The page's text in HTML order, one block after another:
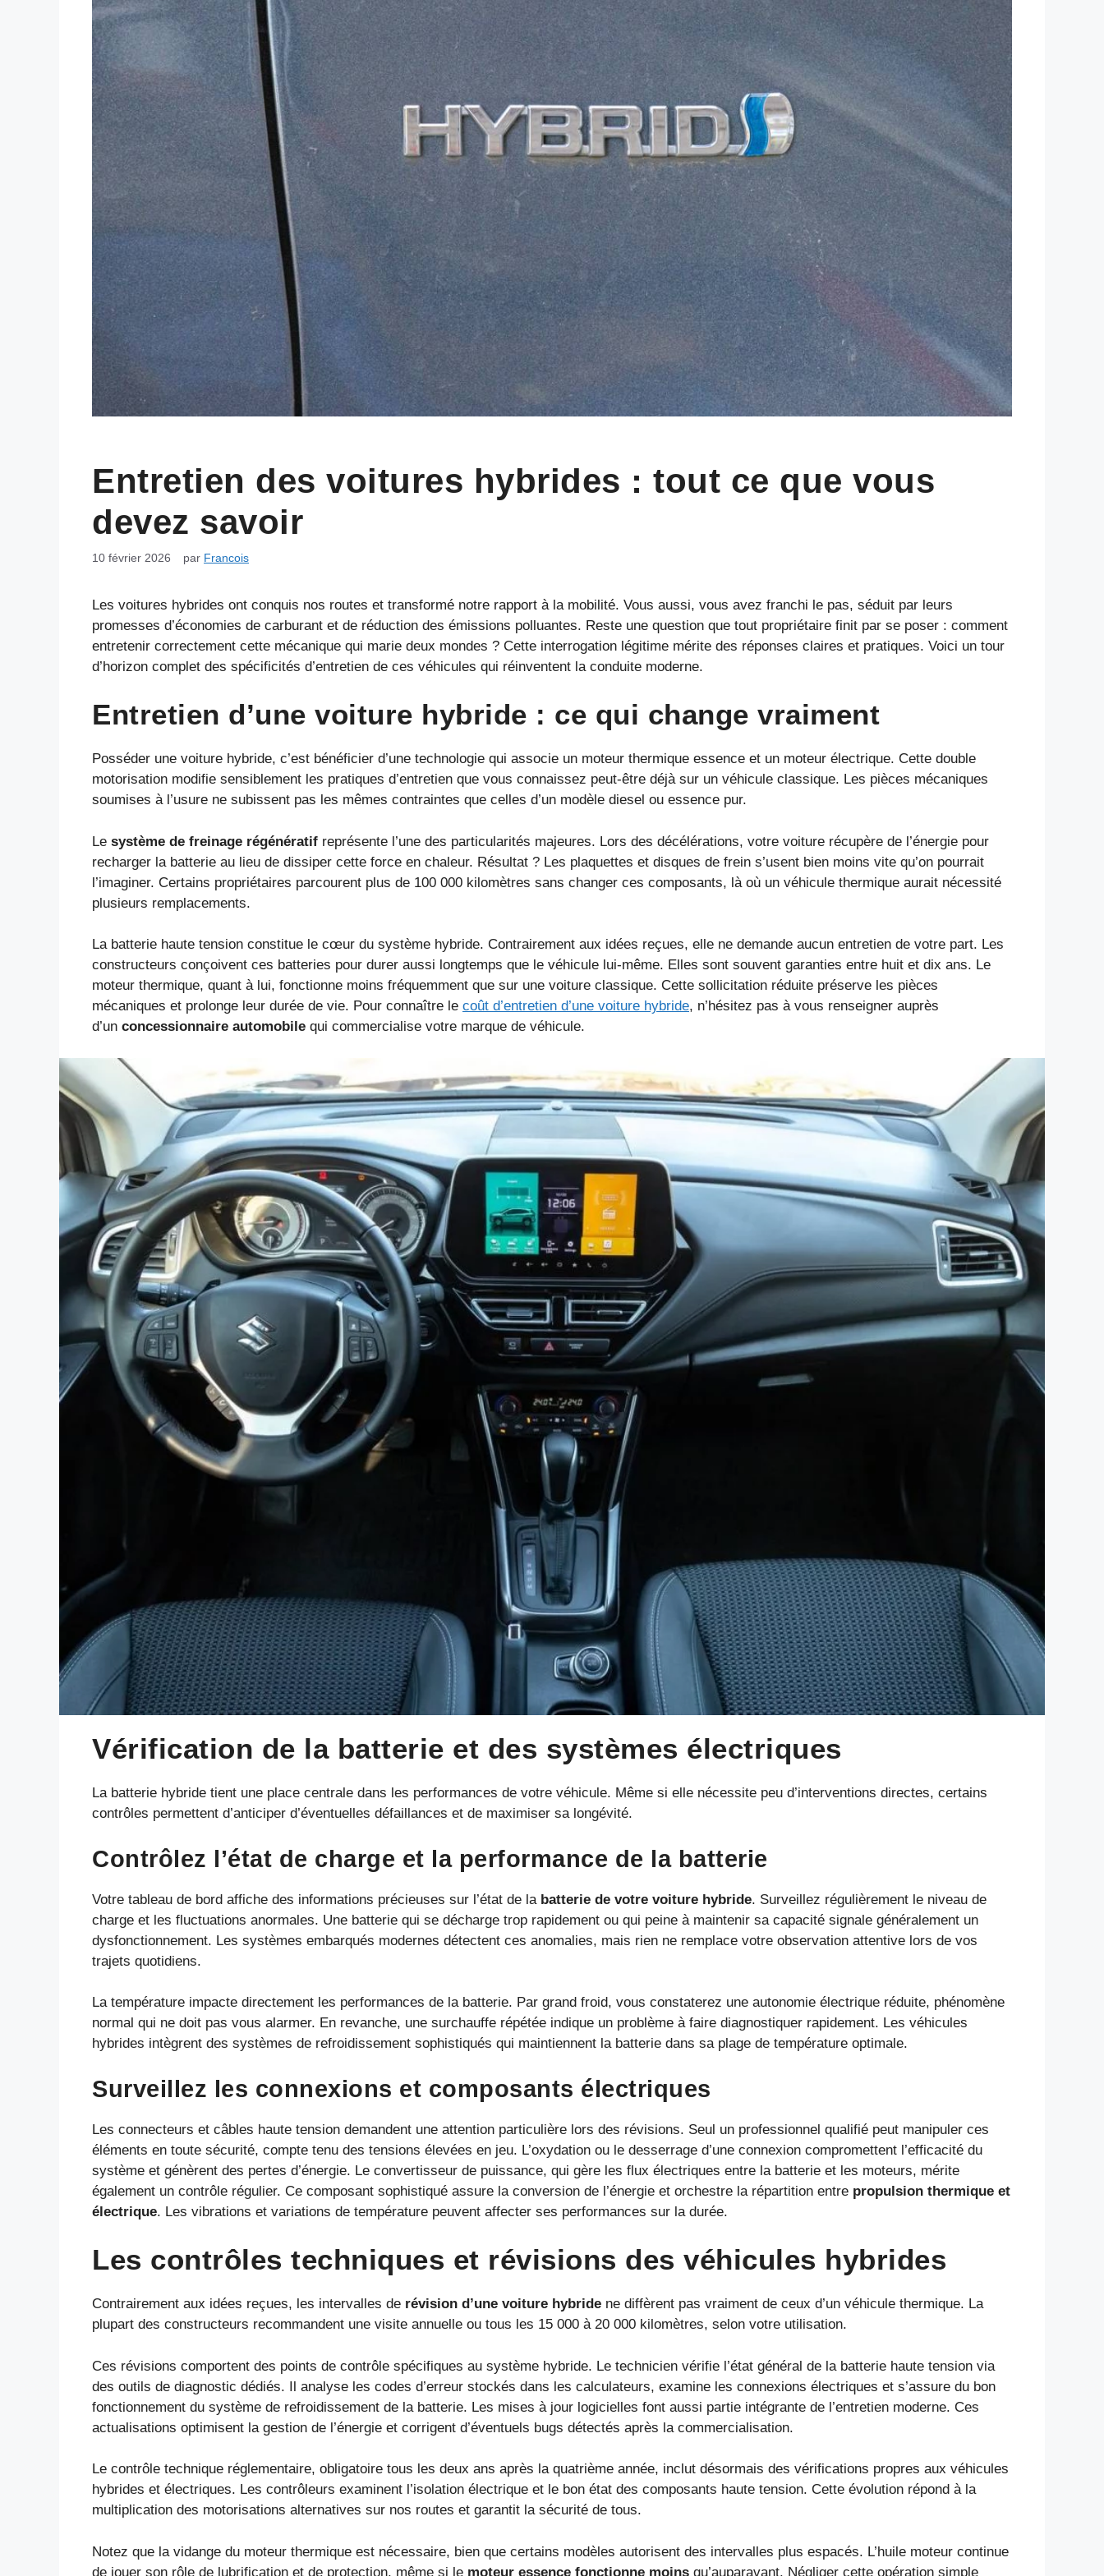
Entretien des voitures hybrides : tout ce que vous
devez savoir
10 février 2026 par Francois
Les voitures hybrides ont conquis nos routes et transformé notre rapport à la mobilité. Vous aussi, vous avez franchi le pas, séduit par leurs
promesses d’économies de carburant et de réduction des émissions polluantes. Reste une question que tout propriétaire finit par se poser : comment
entretenir correctement cette mécanique qui marie deux mondes ? Cette interrogation légitime mérite des réponses claires et pratiques. Voici un tour
d’horizon complet des spécificités d’entretien de ces véhicules qui réinventent la conduite moderne.
Entretien d’une voiture hybride : ce qui change vraiment
Posséder une voiture hybride, c’est bénéficier d’une technologie qui associe un moteur thermique essence et un moteur électrique. Cette double
motorisation modifie sensiblement les pratiques d’entretien que vous connaissez peut-être déjà sur un véhicule classique. Les pièces mécaniques
soumises à l’usure ne subissent pas les mêmes contraintes que celles d’un modèle diesel ou essence pur.
Le système de freinage régénératif représente l’une des particularités majeures. Lors des décélérations, votre voiture récupère de l’énergie pour
recharger la batterie au lieu de dissiper cette force en chaleur. Résultat ? Les plaquettes et disques de frein s’usent bien moins vite qu’on pourrait
l’imaginer. Certains propriétaires parcourent plus de 100 000 kilomètres sans changer ces composants, là où un véhicule thermique aurait nécessité
plusieurs remplacements.
La batterie haute tension constitue le cœur du système hybride. Contrairement aux idées reçues, elle ne demande aucun entretien de votre part. Les
constructeurs conçoivent ces batteries pour durer aussi longtemps que le véhicule lui-même. Elles sont souvent garanties entre huit et dix ans. Le
moteur thermique, quant à lui, fonctionne moins fréquemment que sur une voiture classique. Cette sollicitation réduite préserve les pièces
mécaniques et prolonge leur durée de vie. Pour connaître le coût d’entretien d’une voiture hybride, n’hésitez pas à vous renseigner auprès
d’un concessionnaire automobile qui commercialise votre marque de véhicule.
Vérification de la batterie et des systèmes électriques
La batterie hybride tient une place centrale dans les performances de votre véhicule. Même si elle nécessite peu d’interventions directes, certains
contrôles permettent d’anticiper d’éventuelles défaillances et de maximiser sa longévité.
Contrôlez l’état de charge et la performance de la batterie
Votre tableau de bord affiche des informations précieuses sur l’état de la batterie de votre voiture hybride. Surveillez régulièrement le niveau de
charge et les fluctuations anormales. Une batterie qui se décharge trop rapidement ou qui peine à maintenir sa capacité signale généralement un
dysfonctionnement. Les systèmes embarqués modernes détectent ces anomalies, mais rien ne remplace votre observation attentive lors de vos
trajets quotidiens.
La température impacte directement les performances de la batterie. Par grand froid, vous constaterez une autonomie électrique réduite, phénomène
normal qui ne doit pas vous alarmer. En revanche, une surchauffe répétée indique un problème à faire diagnostiquer rapidement. Les véhicules
hybrides intègrent des systèmes de refroidissement sophistiqués qui maintiennent la batterie dans sa plage de température optimale.
Surveillez les connexions et composants électriques
Les connecteurs et câbles haute tension demandent une attention particulière lors des révisions. Seul un professionnel qualifié peut manipuler ces
éléments en toute sécurité, compte tenu des tensions élevées en jeu. L’oxydation ou le desserrage d’une connexion compromettent l’efficacité du
système et génèrent des pertes d’énergie. Le convertisseur de puissance, qui gère les flux électriques entre la batterie et les moteurs, mérite
également un contrôle régulier. Ce composant sophistiqué assure la conversion de l’énergie et orchestre la répartition entre propulsion thermique et
électrique. Les vibrations et variations de température peuvent affecter ses performances sur la durée.
Les contrôles techniques et révisions des véhicules hybrides
Contrairement aux idées reçues, les intervalles de révision d’une voiture hybride ne diffèrent pas vraiment de ceux d’un véhicule thermique. La
plupart des constructeurs recommandent une visite annuelle ou tous les 15 000 à 20 000 kilomètres, selon votre utilisation.
Ces révisions comportent des points de contrôle spécifiques au système hybride. Le technicien vérifie l’état général de la batterie haute tension via
des outils de diagnostic dédiés. Il analyse les codes d’erreur stockés dans les calculateurs, examine les connexions électriques et s’assure du bon
fonctionnement du système de refroidissement de la batterie. Les mises à jour logicielles font aussi partie intégrante de l’entretien moderne. Ces
actualisations optimisent la gestion de l’énergie et corrigent d’éventuels bugs détectés après la commercialisation.
Le contrôle technique réglementaire, obligatoire tous les deux ans après la quatrième année, inclut désormais des vérifications propres aux véhicules
hybrides et électriques. Les contrôleurs examinent l’isolation électrique et le bon état des composants haute tension. Cette évolution répond à la
multiplication des motorisations alternatives sur nos routes et garantit la sécurité de tous.
Notez que la vidange du moteur thermique est nécessaire, bien que certains modèles autorisent des intervalles plus espacés. L’huile moteur continue
de jouer son rôle de lubrification et de protection, même si le moteur essence fonctionne moins qu’auparavant. Négliger cette opération simple